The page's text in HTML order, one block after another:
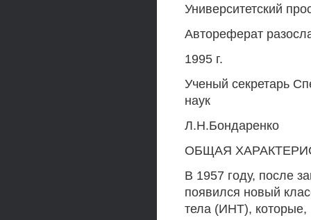
Университетский
Автореферат
1995 г.
Ученый секретарь
наук
Л.Н.Бондаренко
ОБЩАЯ
В 1957 году, после
появился новый
тела (ИНТ), которые,